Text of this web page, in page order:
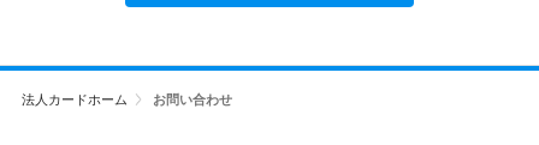
法人カードホーム お問い合わせ